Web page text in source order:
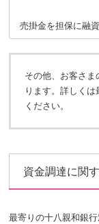
売掛金を担保に融
その他、お客さ
ります。詳しく
ください。
資金調達に関
最寄りの十八親和銀